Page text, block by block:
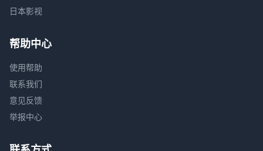
日本影视
帮助中心
使用帮助
联系我们
意见反馈
举报中心